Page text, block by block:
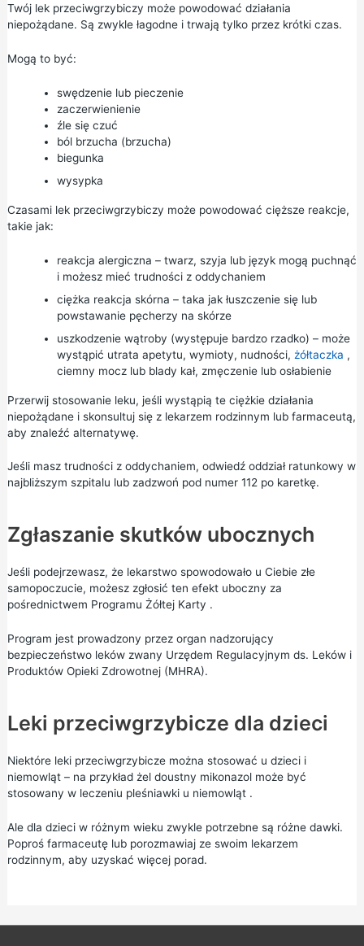
Twój lek przeciwgrzybiczy może powodować działania
niepożądane. Są zwykle łagodne i trwają tylko przez krótki czas.
Mogą to być:
swędzenie lub pieczenie
zaczerwienienie
źle się czuć
ból brzucha (brzucha)
biegunka
wysypka
Czasami lek przeciwgrzybiczy może powodować cięższe reakcje,
takie jak:
reakcja alergiczna – twarz, szyja lub język mogą puchnąć
i możesz mieć trudności z oddychaniem
ciężka reakcja skórna – taka jak łuszczenie się lub
powstawanie pęcherzy na skórze
uszkodzenie wątroby (występuje bardzo rzadko) – może
wystąpić utrata apetytu, wymioty, nudności, żółtaczka ,
ciemny mocz lub blady kał, zmęczenie lub osłabienie
Przerwij stosowanie leku, jeśli wystąpią te ciężkie działania
niepożądane i skonsultuj się z lekarzem rodzinnym lub farmaceutą,
aby znaleźć alternatywę.
Jeśli masz trudności z oddychaniem, odwiedź oddział ratunkowy w
najbliższym szpitalu lub zadzwoń pod numer 112 po karetkę.
Zgłaszanie skutków ubocznych
Jeśli podejrzewasz, że lekarstwo spowodowało u Ciebie złe
samopoczucie, możesz zgłosić ten efekt uboczny za
pośrednictwem Programu Żółtej Karty .
Program jest prowadzony przez organ nadzorujący
bezpieczeństwo leków zwany Urzędem Regulacyjnym ds. Leków i
Produktów Opieki Zdrowotnej (MHRA).
Leki przeciwgrzybicze dla dzieci
Niektóre leki przeciwgrzybicze można stosować u dzieci i
niemowląt – na przykład żel doustny mikonazol może być
stosowany w leczeniu pleśniawki u niemowląt.
Ale dla dzieci w różnym wieku zwykle potrzebne są różne dawki.
Poproś farmaceutę lub porozmawiaj ze swoim lekarzem
rodzinnym, aby uzyskać więcej porad.